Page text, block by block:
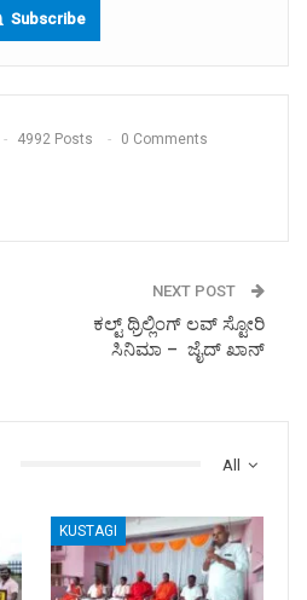
Subscribe
4992 Posts 0 Comments
NEXT POST
ಕಲ್ಟ್ ಥ್ರಿಲ್ಲಿಂಗ್ ಲವ್ ಸ್ಟೋರಿ
ಸಿನಿಮಾ – ಜೈದ್ ಖಾನ್
All
KUSTAGI